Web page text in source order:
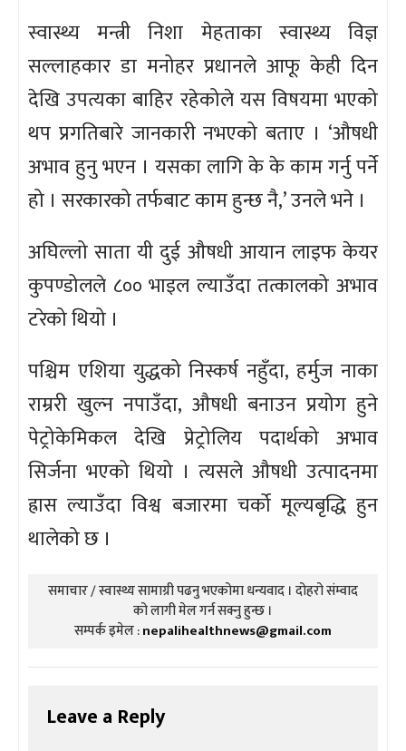
स्वास्थ्य मन्त्री निशा मेहताका स्वास्थ्य विज्ञ
सल्लाहकार डा मनोहर प्रधानले आफू केही दिन
देखि उपत्यका बाहिर रहेकोले यस विषयमा भएको
थप प्रगतिबारे जानकारी नभएको बताए । ‘औषधी
अभाव हुनु भएन । यसका लागि के के काम गर्नु पर्ने
हो । सरकारको तर्फबाट काम हुन्छ नै,’ उनले भने ।
अघिल्लो साता यी दुई औषधी आयान लाइफ केयर
कुपण्डोलले ८०० भाइल ल्याउँदा तत्कालको अभाव
टरेको थियो ।
पश्चिम एशिया युद्धको निस्कर्ष नहुँदा, हर्मुज नाका
राम्ररी खुल्न नपाउँदा, औषधी बनाउन प्रयोग हुने
पेट्रोकेमिकल देखि प्रेट्रोलिय पदार्थको अभाव
सिर्जना भएको थियो । त्यसले औषधी उत्पादनमा
ह्रास ल्याउँदा विश्व बजारमा चर्को मूल्यबृद्धि हुन
थालेको छ ।
समाचार / स्वास्थ्य सामाग्री पढनु भएकोमा धन्यवाद । दोहरो संम्वाद
को लागी मेल गर्न सक्नु हुन्छ ।
सम्पर्क इमेल :nepalihealthnews@gmail.com
Leave a Reply